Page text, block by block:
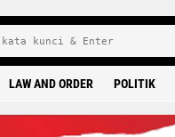
LAW AND ORDER POLITIK